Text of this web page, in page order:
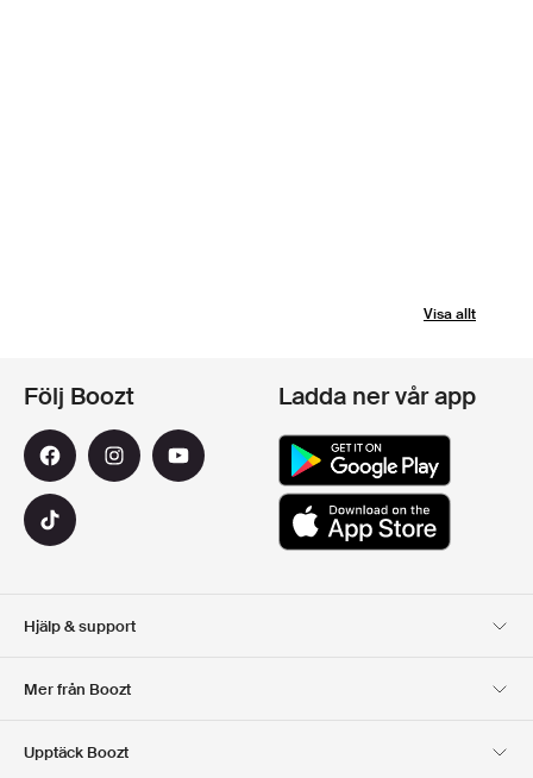
Visa allt
Hjälp & support
Mer från Boozt
Upptäck Boozt
Följ Boozt Ladda ner vår app